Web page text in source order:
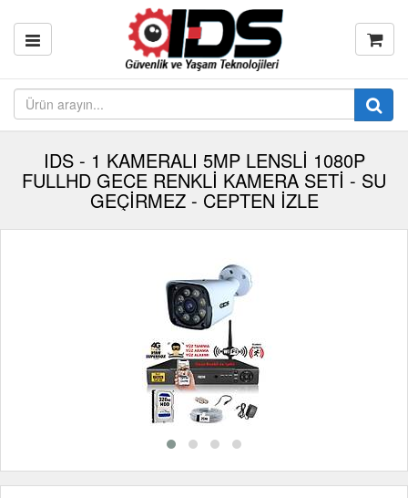
IDS - 1 KAMERALI 5MP LENSLİ 1080P
FULLHD GECE RENKLİ KAMERA SETİ - SU
GEÇİRMEZ - CEPTEN İZLE